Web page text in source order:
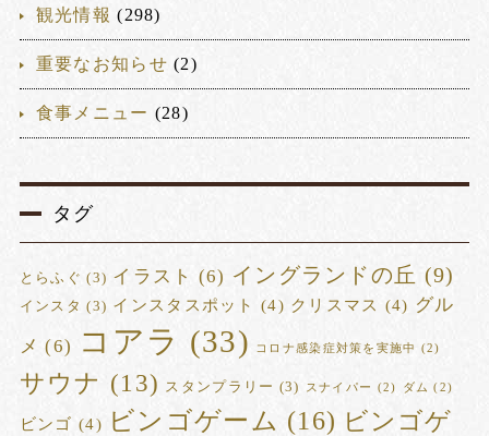
観光情報 (298)
重要なお知らせ (2)
食事メニュー (28)
タグ
とらふぐ (3) イラスト (6) イングランドの丘 (9)
インスタ (3) インスタスポット (4) クリスマス (4) グル
メ (6) コアラ (33) コロナ感染症対策を実施中 (2)
サウナ (13) スタンプラリー (3) スナイパー (2) ダム (2)
ビンゴ (4) ビンゴゲーム (16) ビンゴゲ